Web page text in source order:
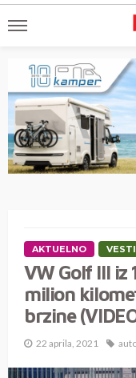
AKTUELNO VESTI
VW Golf III iz
milion
brzine
22 aprila, 2021